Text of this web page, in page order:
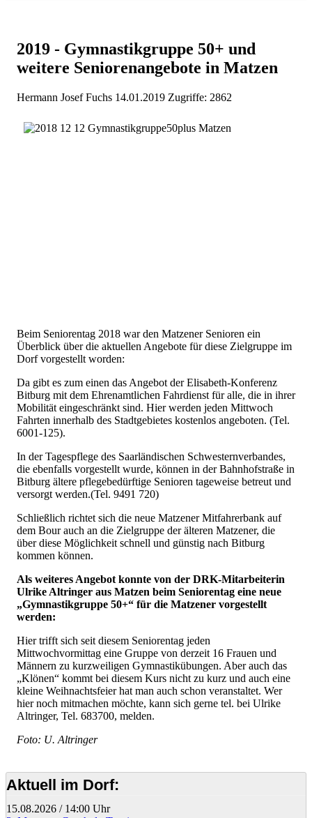
2019 - Gymnastikgruppe 50+ und
weitere Seniorenangebote in Matzen
Hermann Josef Fuchs 14.01.2019 Zugriffe: 2862
Beim Seniorentag 2018 war den Matzener Senioren ein
Überblick über die aktuellen Angebote für diese Zielgruppe im
Dorf vorgestellt worden:
Da gibt es zum einen das Angebot der Elisabeth-Konferenz
Bitburg mit dem Ehrenamtlichen Fahrdienst für alle, die in ihrer
Mobilität eingeschränkt sind. Hier werden jeden Mittwoch
Fahrten innerhalb des Stadtgebietes kostenlos angeboten. (Tel.
6001-125).
In der Tagespflege des Saarländischen Schwesternverbandes,
die ebenfalls vorgestellt wurde, können in der Bahnhofstraße in
Bitburg ältere pflegebedürftige Senioren tageweise betreut und
versorgt werden.(Tel. 9491 720)
Schließlich richtet sich die neue Matzener Mitfahrerbank auf
dem Bour auch an die Zielgruppe der älteren Matzener, die
über diese Möglichkeit schnell und günstig nach Bitburg
kommen können.
Als weiteres Angebot konnte von der DRK-Mitarbeiterin
Ulrike Altringer aus Matzen beim Seniorentag eine neue
„Gymnastikgruppe 50+“ für die Matzener vorgestellt
werden:
Hier trifft sich seit diesem Seniorentag jeden
Mittwochvormittag eine Gruppe von derzeit 16 Frauen und
Männern zu kurzweiligen Gymnastikübungen. Aber auch das
„Klönen“ kommt bei diesem Kurs nicht zu kurz und auch eine
kleine Weihnachtsfeier hat man auch schon veranstaltet. Wer
hier noch mitmachen möchte, kann sich gerne tel. bei Ulrike
Altringer, Tel. 683700, melden.
Foto: U. Altringer
Aktuell im Dorf:
15.08.2026 / 14:00 Uhr